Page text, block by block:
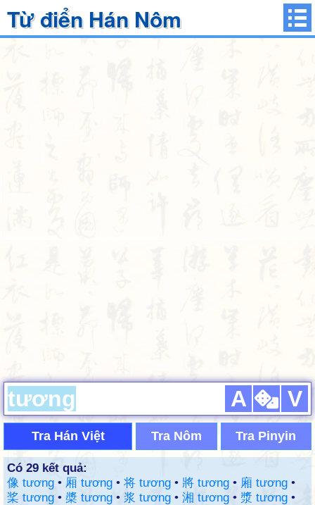
Từ điển Hán Nôm
A V
Tra Hán Việt Tra Nôm Tra Pinyin
Có 29 kết quả:
像 tương • 厢 tương • 将 tương • 將 tương • 廂 tương •
桨 tương • 槳 tương • 浆 tương • 湘 tương • 漿 tương •